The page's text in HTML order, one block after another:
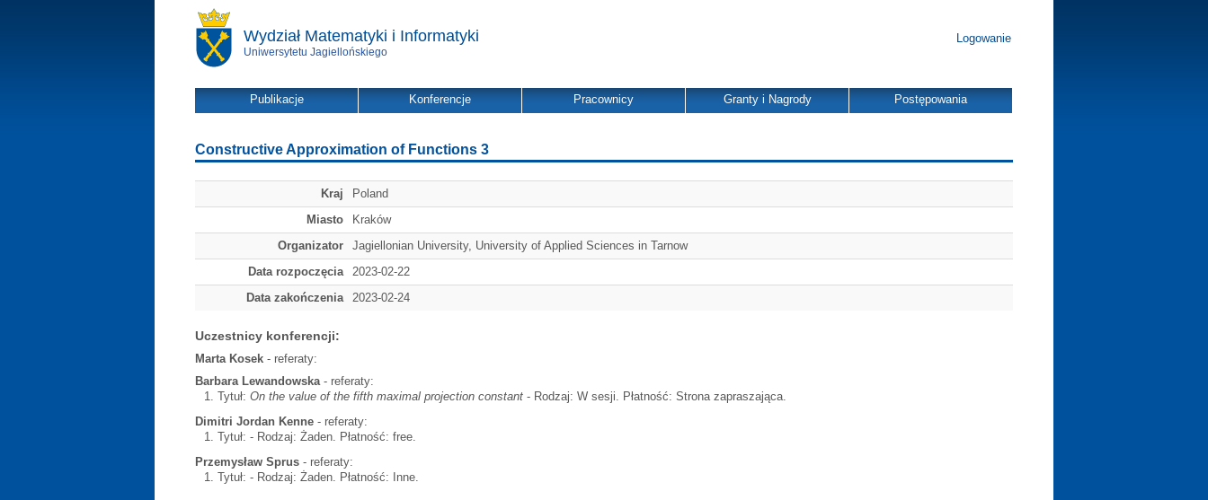
Wydział Matematyki i Informatyki
Uniwersytetu Jagiellońskiego
Logowanie
Publikacje Konferencje Pracownicy Granty i Nagrody Postępowania
Constructive Approximation of Functions 3
Kraj
Poland
Miasto
Kraków
Organizator
Jagiellonian University, University of Applied Sciences in Tarnow
Data rozpoczęcia
2023-02-22
Data zakończenia
2023-02-24
Uczestnicy konferencji:
Marta Kosek - referaty:
Barbara Lewandowska- referaty:
Tytuł: On the value of the fifth maximal projection constant - Rodzaj: W sesji. Płatność: Strona zapraszająca.
Dimitri Jordan Kenne - referaty:
Tytuł: - Rodzaj: Żaden. Płatność: free.
Przemysław Sprus - referaty:
Tytuł: - Rodzaj: Żaden. Płatność: Inne.